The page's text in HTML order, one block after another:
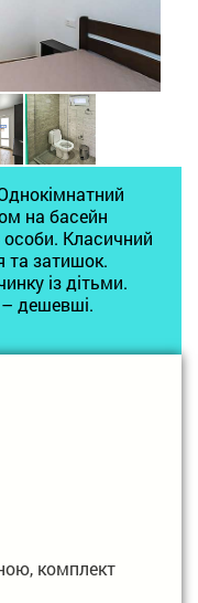
на басейн
Класичний
та затишок.
із дітьми.
– дешевші.
комплект